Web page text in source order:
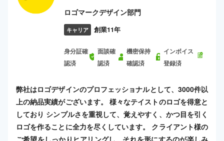
ロゴマークデザイン部門
キャリア 創業11年
身分証確
認済
面談確
認済
機密保持
確認済
インボイス
登録済
弊社はロゴデザインのプロフェッショナルとして、3000件以
上の納品実績がございます。 様々なテイストのロゴを得意と
しており シンプルさを重視して、覚えやすく、かつ目を引く
ロゴを作ることに全力を尽くしています。 クライアント様の
ご希望をしっかりヒアリングし、それを形にするのが楽しみ